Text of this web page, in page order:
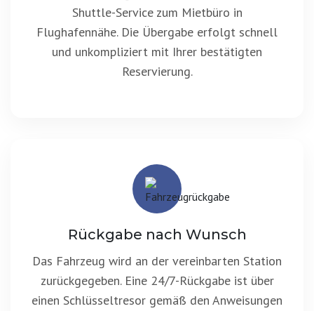
Shuttle-Service zum Mietbüro in
Flughafennähe. Die Übergabe erfolgt schnell
und unkompliziert mit Ihrer bestätigten
Reservierung.
Rückgabe nach Wunsch
Das Fahrzeug wird an der vereinbarten Station
zurückgegeben. Eine 24/7-Rückgabe ist über
einen Schlüsseltresor gemäß den Anweisungen